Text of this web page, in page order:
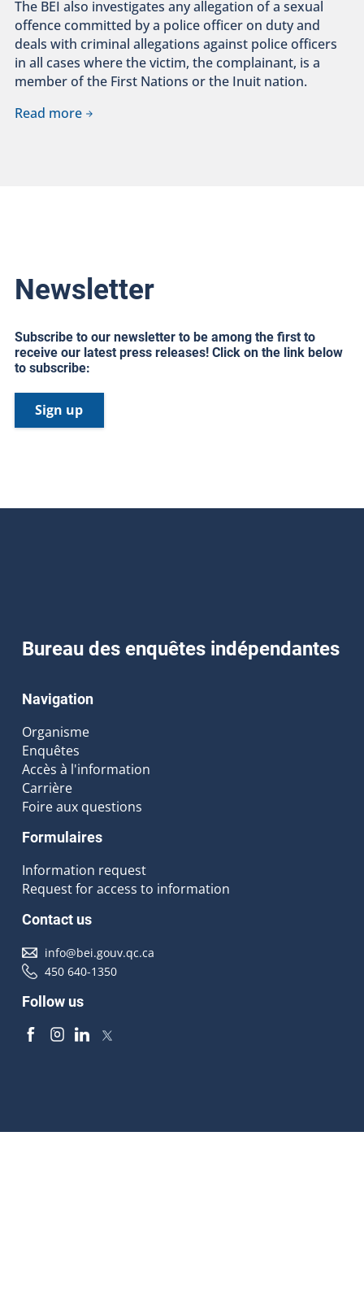
The BEI also investigates any allegation of a sexual
offence committed by a police officer on duty and
deals with criminal allegations against police officers
in all cases where the victim, the complainant, is a
member of the First Nations or the Inuit nation.
Read more
Newsletter
Subscribe to our newsletter to be among the first to
receive our latest press releases! Click on the link below
to subscribe:
Sign up
Bureau des enquêtes indépendantes
Navigation
Organisme
Enquêtes
Accès à l'information
Carrière
Foire aux questions
Formulaires
Information request
Request for access to information
Contact us
info@bei.gouv.qc.ca
450 640-1350
Follow us